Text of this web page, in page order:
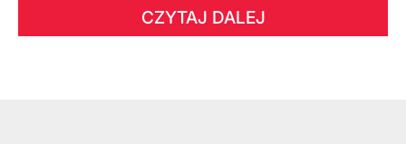
CZYTAJ DALEJ